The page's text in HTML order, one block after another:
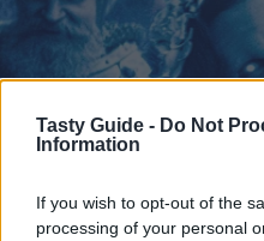
Tasty Guide - Do Not
Information
If you wish to opt-out of the
processing of your personal